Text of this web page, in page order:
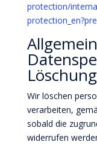
protection/
Löschung
Wir löschen
verarbeiten,
sobald die
widerrufen